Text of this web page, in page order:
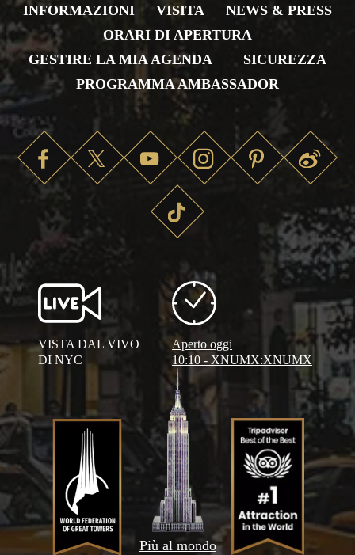
INFORMAZIONI VISITA
NEWS & PRESS
ORARI DI APERTURA
GESTIRE LA MIA AGENDA
SICUREZZA
PROGRAMMA AMBASSADOR
VISTA DAL VIVO
DI NYC
Aperto oggi
10:10 - XNUMX:XNUMX
Più al mondo